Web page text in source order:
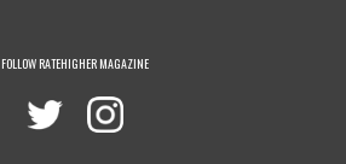
FOLLOW RATEHIGHER MAGAZINE